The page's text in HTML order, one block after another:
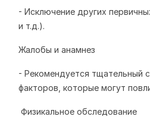
- Исключение других
и т.д.).
Жалобы и анамнез
- Рекомендуется тщательный
факторов, которые могут
Физикальное обследование